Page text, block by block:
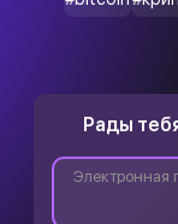
Рады
Электронная